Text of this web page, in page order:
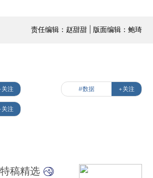
责任编辑：赵甜甜 | 版面编辑：鲍琦
关注 #数据 +关注
关注
稿精选